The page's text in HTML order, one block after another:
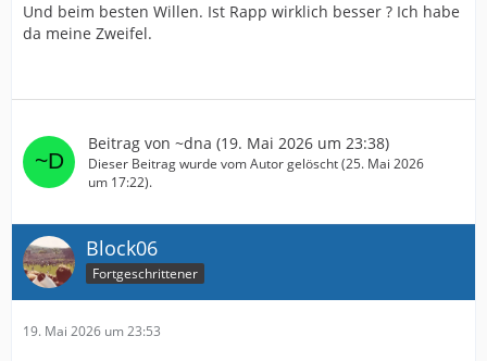
Und beim besten Willen. Ist Rapp wirklich besser ? Ich habe
da meine Zweifel.
Beitrag von ~dna (19. Mai 2026 um 23:38)
Dieser Beitrag wurde vom Autor gelöscht (25. Mai 2026
um 17:22).
Block06
Fortgeschrittener
19. Mai 2026 um 23:53